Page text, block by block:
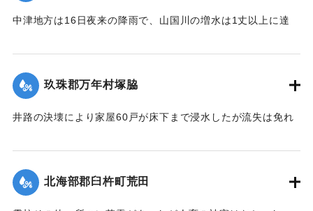
字下町海岸の係留船は、漁夫ならびに下町青年団の手で流失
ところ、船もろとも濁流中に押し流されたが、辛うじて同町
東山海岸三芳浜に漕ぎ着き無事であった。またもう1隻も乗船
したまま流失したが行方不明。
行方不明を気遣われていた長洲町の男性は付近に繋留してあ
った船に乗っていたので無事であった。また、漁船3隻は押し
流されたまま20日午後までには発見されなかった。
中津地方は16日夜来の降雨で、山国川の増水は1丈以上に達
量も減じていたところ19日夜来また大雷雨となり数カ所に落
雷したが幸いに被害はなかった。20日は朝からさらに土砂降
りが続き、同日正午前の雨量は1坪面2石5斗におよび、市内上
増水は柿坂付近が1丈5尺、下流山国橋は1丈におよび物凄い光
【出典：大分新聞 大正12年6月21日 朝刊4面】
｜固有コード:
玖珠郡万年村塚脇
井路の決壊により家屋60戸が床下まで浸水したが流失は免れ
｜固有コード:
北海部郡臼杵町荒田